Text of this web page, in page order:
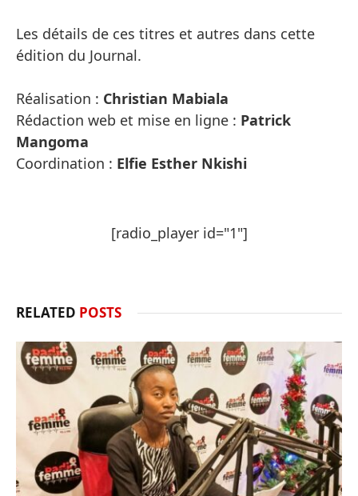
Les détails de ces titres et autres dans cette
édition du Journal.
Réalisation : Christian Mabiala
Rédaction web et mise en ligne : Patrick
Mangoma
Coordination : Elfie Esther Nkishi
[radio_player id="1"]
RELATED POSTS